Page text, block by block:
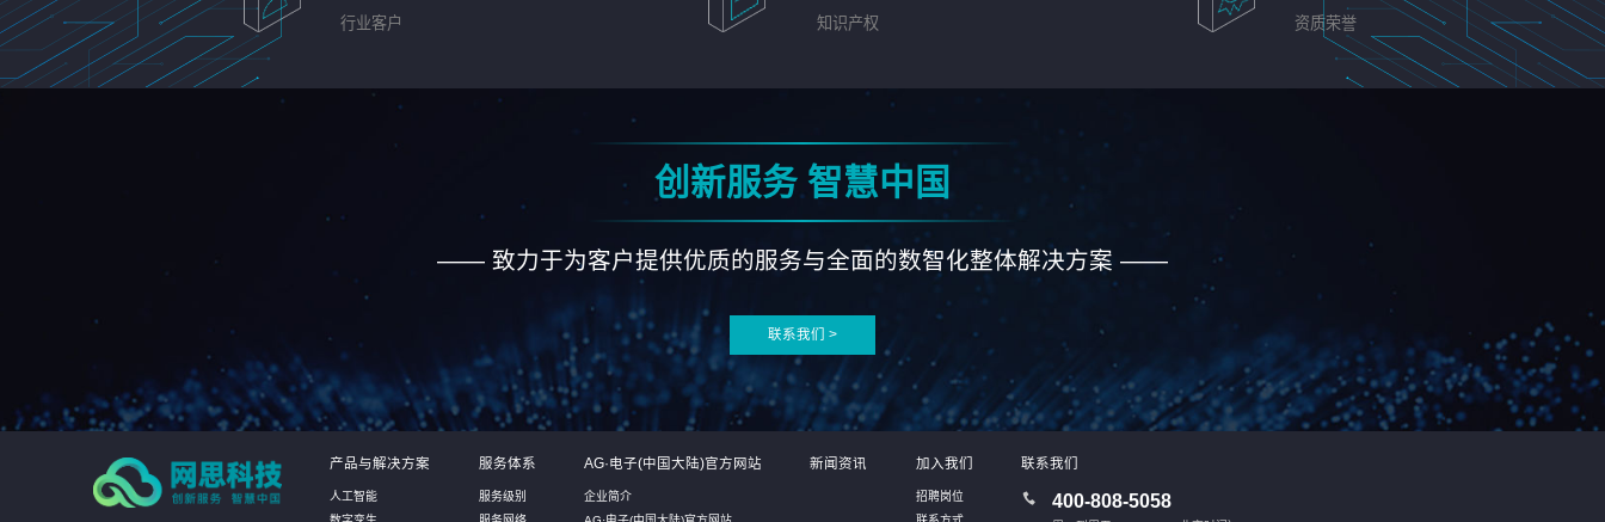
行业客户 知识产权 资质荣誉
创新服务 智慧中国
—— 致力于为客户提供优质的服务与全面的数智化整体解决方案 ——
联系我们 >
产品与解决方案
人工智能
服务体系
服务级别
AG·电子(中国大陆)官方网站
企业简介
新闻资讯 加入我们
招聘岗位
联系我们
400-808-5058